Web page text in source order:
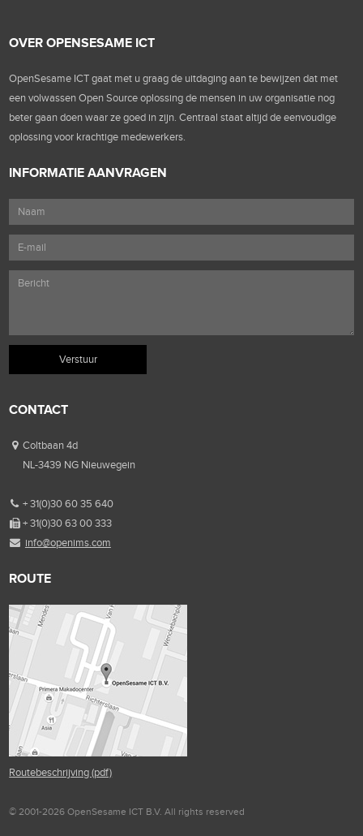
OVER OPENSESAME ICT
OpenSesame ICT gaat met u graag de uitdaging aan te bewijzen dat met
een volwassen Open Source oplossing de mensen in uw organisatie nog
beter gaan doen waar ze goed in zijn. Centraal staat altijd de eenvoudige
oplossing voor krachtige medewerkers.
INFORMATIE AANVRAGEN
CONTACT
Coltbaan 4d
NL-3439 NG Nieuwegein
+ 31(0)30 60 35 640
+ 31(0)30 63 00 333
info@openims.com
ROUTE
Routebeschrijving (pdf)
© 2001-2026 OpenSesame ICT B.V. All rights reserved